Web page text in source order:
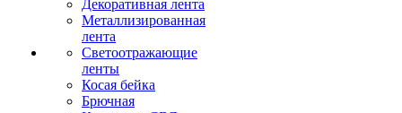
Декоративная лента
Металлизированная
лента
Светоотражающие
ленты
Косая бейка
Брючная